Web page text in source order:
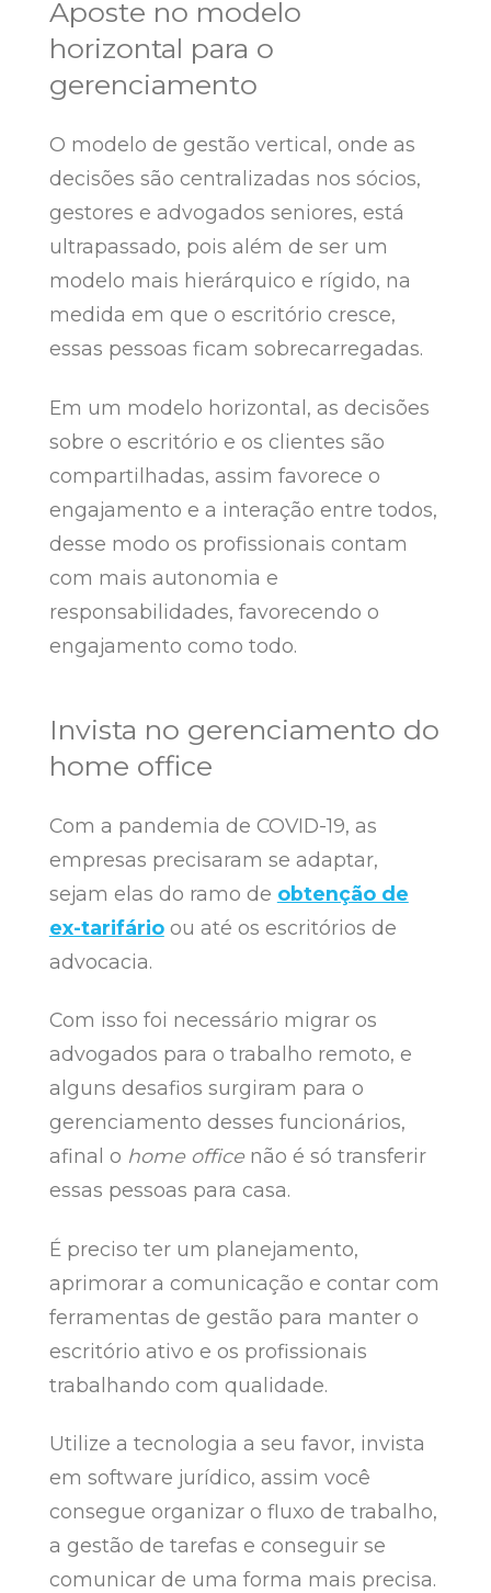
Aposte no modelo
horizontal para o
gerenciamento
O modelo de gestão vertical, onde as
decisões são centralizadas nos sócios,
gestores e advogados seniores, está
ultrapassado, pois além de ser um
modelo mais hierárquico e rígido, na
medida em que o escritório cresce,
essas pessoas ficam sobrecarregadas.
Em um modelo horizontal, as decisões
sobre o escritório e os clientes são
compartilhadas, assim favorece o
engajamento e a interação entre todos,
desse modo os profissionais contam
com mais autonomia e
responsabilidades, favorecendo o
engajamento como todo.
Invista no gerenciamento do
home office
Com a pandemia de COVID-19, as
empresas precisaram se adaptar,
sejam elas do ramo de obtenção de
ex-tarifárioou até os escritórios de
advocacia.
Com isso foi necessário migrar os
advogados para o trabalho remoto, e
alguns desafios surgiram para o
gerenciamento desses funcionários,
afinal o home officenão é só transferir
essas pessoas para casa.
É preciso ter um planejamento,
aprimorar a comunicação e contar com
ferramentas de gestão para manter o
escritório ativo e os profissionais
trabalhando com qualidade.
Utilize a tecnologia a seu favor, invista
em software jurídico, assim você
consegue organizar o fluxo de trabalho,
a gestão de tarefas e conseguir se
comunicar de uma forma mais precisa.